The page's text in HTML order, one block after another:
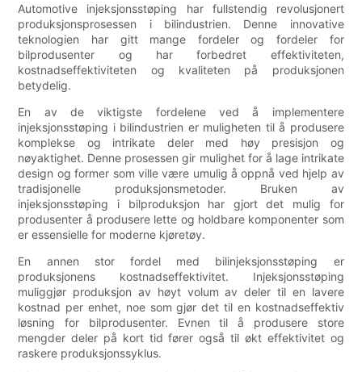
Automotive injeksjonsstøping har fullstendig revolusjonert
produksjonsprosessen i bilindustrien. Denne innovative
teknologien har gitt mange fordeler og fordeler for
bilprodusenter og har forbedret effektiviteten,
kostnadseffektiviteten og kvaliteten på produksjonen
betydelig.
En av de viktigste fordelene ved å implementere
injeksjonsstøping i bilindustrien er muligheten til å produsere
komplekse og intrikate deler med høy presisjon og
nøyaktighet. Denne prosessen gir mulighet for å lage intrikate
design og former som ville være umulig å oppnå ved hjelp av
tradisjonelle produksjonsmetoder. Bruken av
injeksjonsstøping i bilproduksjon har gjort det mulig for
produsenter å produsere lette og holdbare komponenter som
er essensielle for moderne kjøretøy.
En annen stor fordel med bilinjeksjonsstøping er
produksjonens kostnadseffektivitet. Injeksjonsstøping
muliggjør produksjon av høyt volum av deler til en lavere
kostnad per enhet, noe som gjør det til en kostnadseffektiv
løsning for bilprodusenter. Evnen til å produsere store
mengder deler på kort tid fører også til økt effektivitet og
raskere produksjonssyklus.